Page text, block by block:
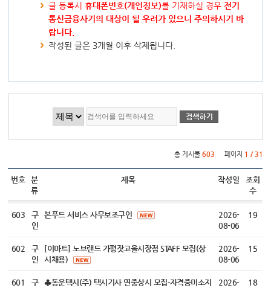
글 등록시휴대폰번호(개인정보)를 기재하실 경우 전기
통신금융사기의 대상이 될 우려가 있으니 주의하시기 바
랍니다.
작성된 글은 3개월 이후 삭제됩니다.
총 게시물 603 페이지 1 / 31
번호
분
류
제목 작성일
조회
수
603
구
인
본푸드 서비스 사무보조구인
2026-
08-06
19
602
구
인
[이마트] 노브랜드 가평잣고을시장점 STAFF 모집(상
시채용)
2026-
08-06
15
601
구
♣동운택시(주) 택시기사 연중상시 모집-자격증미소지
2026-
18